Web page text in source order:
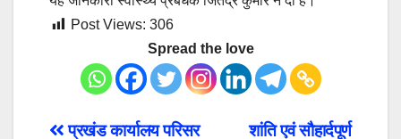
Post Views: 306
Spread the love
शांति एवं सौहार्दपूर्ण
प्रखंड कार्यालय परिसर